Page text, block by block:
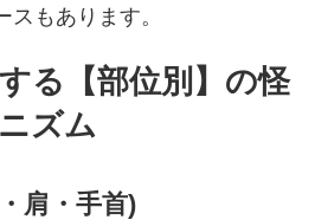
スもあります。
る【部位別】の怪
ズム
肩・手首)